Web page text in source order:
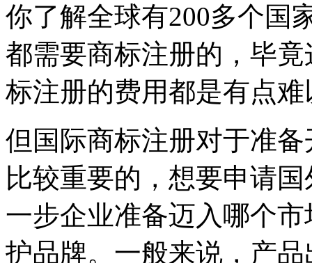
你了解全球有200多个国
都需要商标注册的，毕
标注册的费用都是有点
但国际商标注册对于准
比较重要的，想要申请
一步企业准备迈入哪个
护品牌。一般来说，产